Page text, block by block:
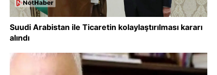
Suudi Arabistan ile Ticaretin kolaylaştırılması kararı
alındı